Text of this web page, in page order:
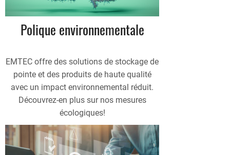
Polique environnementale
EMTEC offre des solutions de stockage de
pointe et des produits de haute qualité
avec un impact environnemental réduit.
Découvrez-en plus sur nos mesures
écologiques!